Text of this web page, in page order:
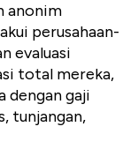
anonim
perusahaan-
evaluasi
total mereka,
dengan gaji
tunjangan,